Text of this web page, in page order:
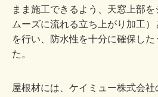
まま施工できるよう、天窓上部
ムーズに流れる立ち上がり加工
を行い、防水性を十分に確保し
た。
屋根材には、ケイミュー株式会社